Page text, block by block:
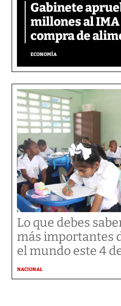
Gabinete
millones al
compra de
ECONOMÍA
Lo que debes
más importantes
el mundo este 4
NACIONAL